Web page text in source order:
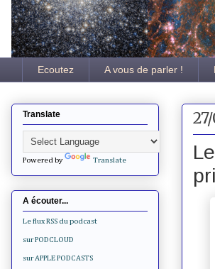
Ecoutez A vous de parler !
Translate
Powered by Translate
A écouter...
Le flux RSS du podcast
sur PODCLOUD
sur APPLE PODCASTS